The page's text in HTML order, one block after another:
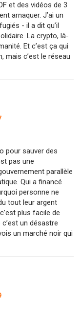
et des vidéos de 3
arnaquer. J’ai un
- il a dit qu’il
La crypto, là-
Et c’est ça qui
mais c’est le réseau
pour sauver des
pas une
parallèle
Qui a financé
personne ne
tout leur argent
plus facile de
un désastre
un marché noir qui